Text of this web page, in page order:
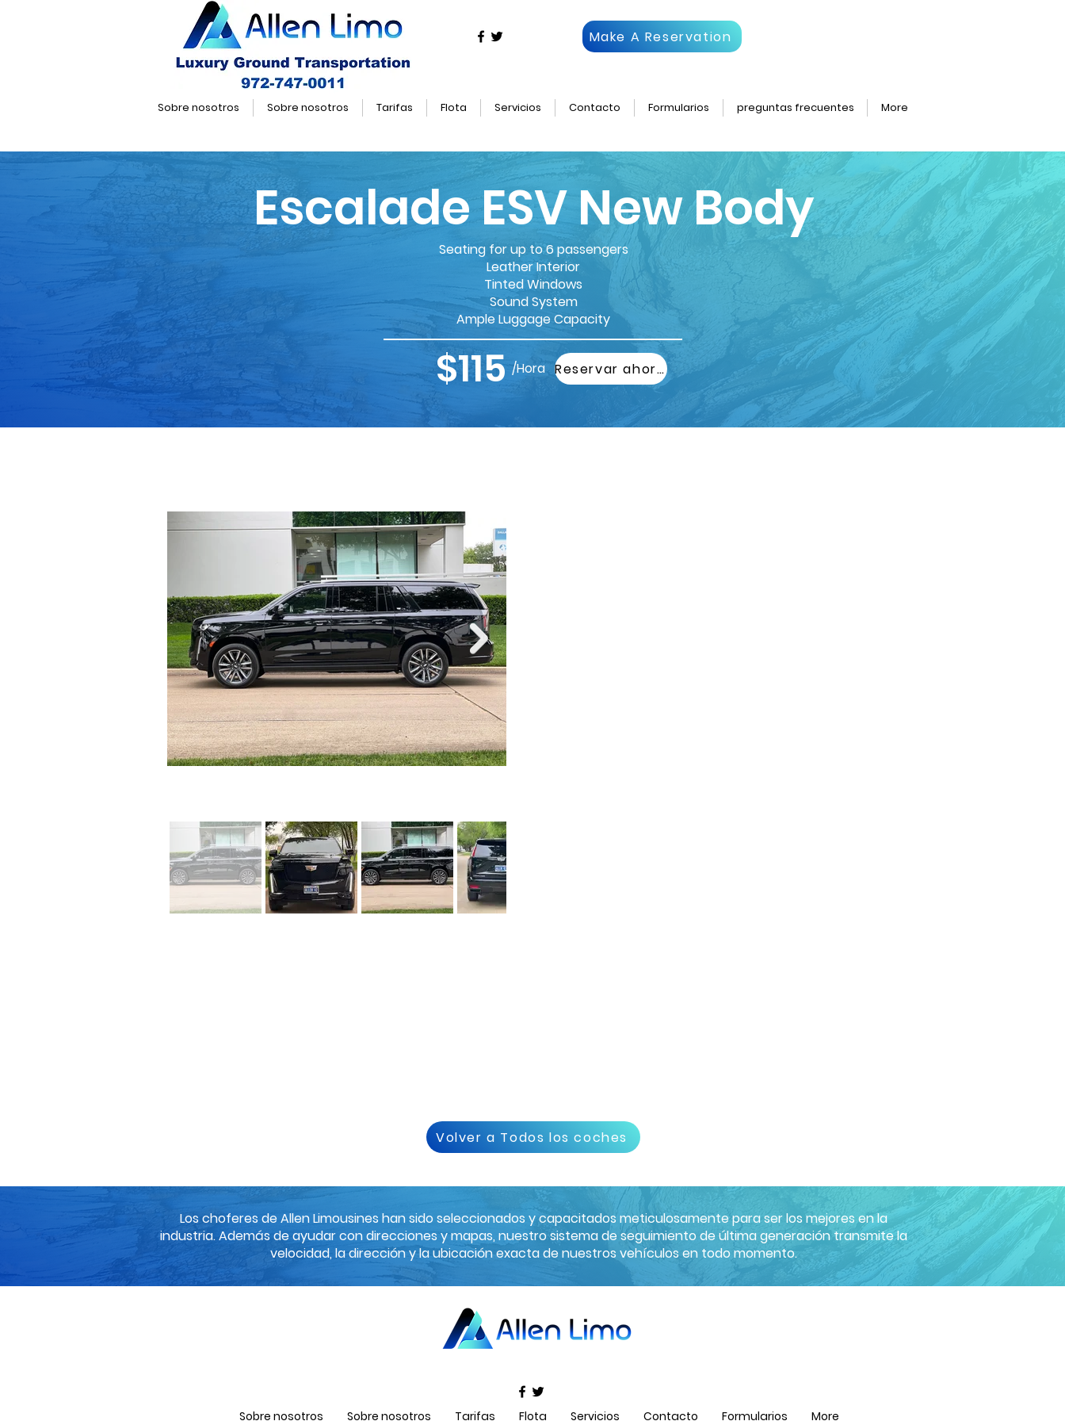
Make A Reservation
Sobre nosotros Sobre nosotros Tarifas Flota Servicios Contacto Formularios preguntas frecuentes More
Escalade ESV New Body
Seating for up to 6 passengers
Leather Interior
Tinted Windows
Sound System
Ample Luggage Capacity
$115 /Hora Reservar ahora
Volver a Todos los coches
Los choferes de Allen Limousines han sido seleccionados y capacitados meticulosamente para ser los mejores en la
industria. Además de ayudar con direcciones y mapas, nuestro sistema de seguimiento de última generación transmite la
velocidad, la dirección y la ubicación exacta de nuestros vehículos en todo momento.
Sobre nosotros Sobre nosotros Tarifas Flota Servicios Contacto Formularios More